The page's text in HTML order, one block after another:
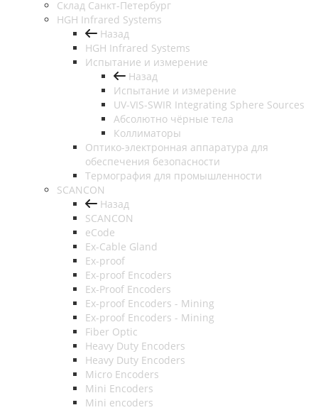
Cклад Санкт-Петербург
HGH Infrared Systems
Назад
HGH Infrared Systems
Испытание и измерение
Назад
Испытание и измерение
UV-VIS-SWIR Integrating Sphere Sources
Абсолютно чёрные тела
Коллиматоры
Оптико-электронная аппаратура для
обеспечения безопасности
Термография для промышленности
SCANCON
Назад
SCANCON
eCode
Ex-Cable Gland
Ex-proof
Ex-proof Encoders
Ex-Proof Encoders
Ex-proof Encoders - Mining
Ex-proof Encoders - Mining
Fiber Optic
Heavy Duty Encoders
Heavy Duty Encoders
Micro Encoders
Mini Encoders
Mini encoders